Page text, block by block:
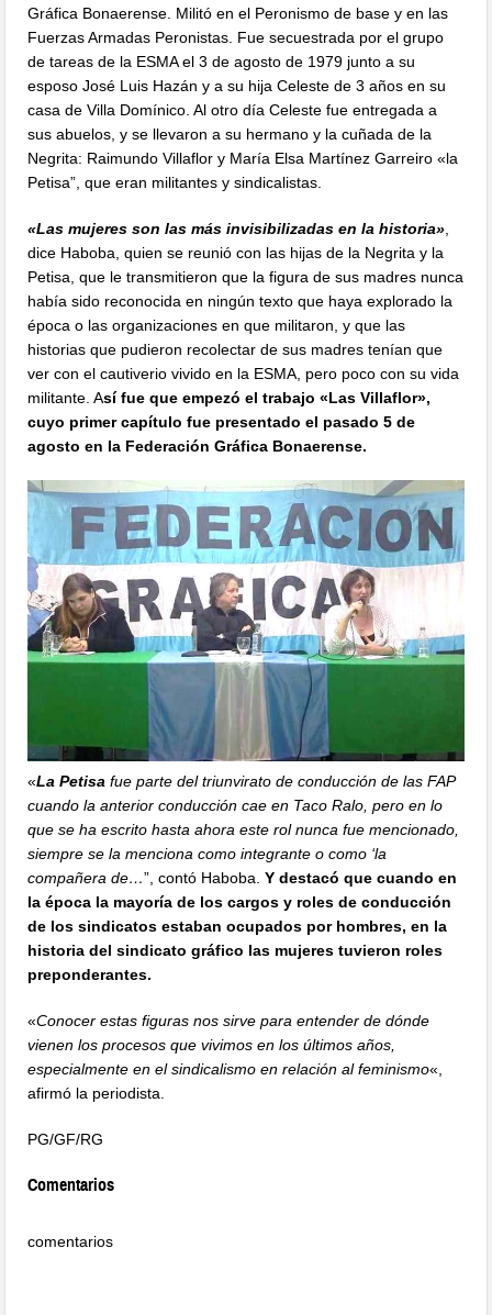
Gráfica Bonaerense. Militó en el Peronismo de base y en las
Fuerzas Armadas Peronistas. Fue secuestrada por el grupo
de tareas de la ESMA el 3 de agosto de 1979 junto a su
esposo José Luis Hazán y a su hija Celeste de 3 años en su
casa de Villa Domínico. Al otro día Celeste fue entregada a
sus abuelos, y se llevaron a su hermano y la cuñada de la
Negrita: Raimundo Villaflor y María Elsa Martínez Garreiro «la
Petisa”, que eran militantes y sindicalistas.
«Las mujeres son las más invisibilizadas en la historia»
dice Haboba, quien se reunió con las hijas de la Negrita y la
Petisa, que le transmitieron que la figura de sus madres nunca
había sido reconocida en ningún texto que haya explorado la
época o las organizaciones en que militaron, y que las
historias que pudieron recolectar de sus madres tenían que
ver con el cautiverio vivido en la ESMA, pero poco con su vida
militante. Así fue que empezó el trabajo «Las Villaflor»,
cuyo primer capítulo fue presentado el pasado 5 de
agosto en la Federación Gráfica Bonaerense.
«La Petisa fue parte del triunvirato de conducción de las FAP
cuando la anterior conducción cae en Taco Ralo, pero en lo
que se ha escrito hasta ahora este rol nunca fue mencionado,
siempre se la menciona como integrante o como ‘la
compañera de…”, contó Haboba.Y destacó que cuando en
la época la mayoría de los cargos y roles de conducción
de los sindicatos estaban ocupados por hombres, en la
historia del sindicato gráfico las mujeres tuvieron roles
preponderantes.
«Conocer estas figuras nos sirve para entender de dónde
vienen los procesos que vivimos en los últimos años,
especialmente en el sindicalismo en relación al feminismo«,
afirmó la periodista.
PG/GF/RG
Comentarios
comentarios